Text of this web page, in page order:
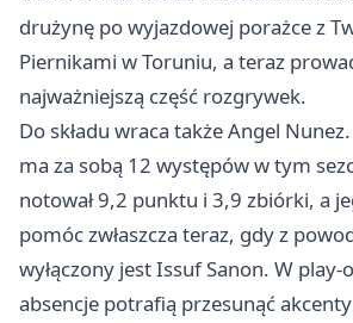
drużynę po wyjazdowej porażce z
Piernikami wToruniu, a teraz
najważniejszą część rozgrywek.
Do składu wraca także Angel
ma za sobą 12 występów w tym
notował 9,2 punktu i 3,9 zbiórki, a
pomóc zwłaszcza teraz, gdy z
wyłączony jest Issuf Sanon. W
absencje potrafią przesunąć akcenty